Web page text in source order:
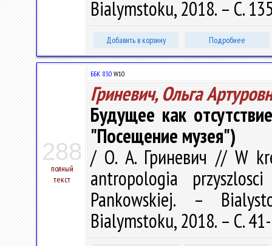
Bialymstoku, 2018. – С.
Добавить в корзину Подробнее
288
полный
текст
ББК 83.0 W10
Гриневич, Ольга
Будущее как
"Посещение музея")
/ О. А. Гриневич // W
antropologia
Pankowskiej. –
Bialymstoku, 2018. – С.